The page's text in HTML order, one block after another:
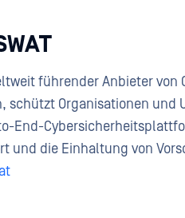
führender Anbieter
schützt Organisationen
End-
und die Einhaltung von